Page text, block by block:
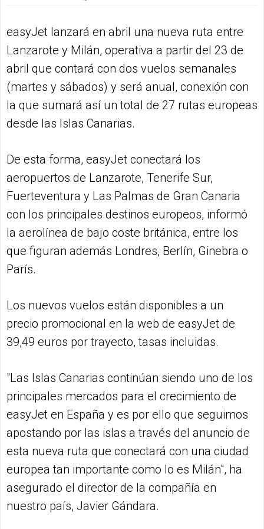
easyJet lanzará en abril una nueva ruta entre
Lanzarote y Milán, operativa a partir del 23 de
abril que contará con dos vuelos semanales
(martes y sábados) y será anual, conexión con
la que sumará así un total de 27 rutas europeas
desde las Islas Canarias.
De esta forma, easyJet conectará los
aeropuertos de Lanzarote, Tenerife Sur,
Fuerteventura y Las Palmas de Gran Canaria
con los principales destinos europeos, informó
la aerolínea de bajo coste británica, entre los
que figuran además Londres, Berlín, Ginebra o
París.
Los nuevos vuelos están disponibles a un
precio promocional en la web de easyJet de
39,49 euros por trayecto, tasas incluidas.
"Las Islas Canarias continúan siendo uno de los
principales mercados para el crecimiento de
easyJet en España y es por ello que seguimos
apostando por las islas a través del anuncio de
esta nueva ruta que conectará con una ciudad
europea tan importante como lo es Milán", ha
asegurado el director de la compañía en
nuestro país, Javier Gándara.